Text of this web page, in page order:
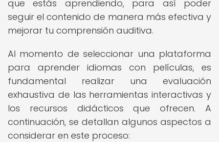
que estás aprendiendo, para así poder
seguir el contenido de manera más efectiva y
mejorar tu comprensión auditiva.
Al momento de seleccionar una plataforma
para aprender idiomas con películas, es
fundamental realizar una evaluación
exhaustiva de las herramientas interactivas y
los recursos didácticos que ofrecen. A
continuación, se detallan algunos aspectos a
considerar en este proceso: